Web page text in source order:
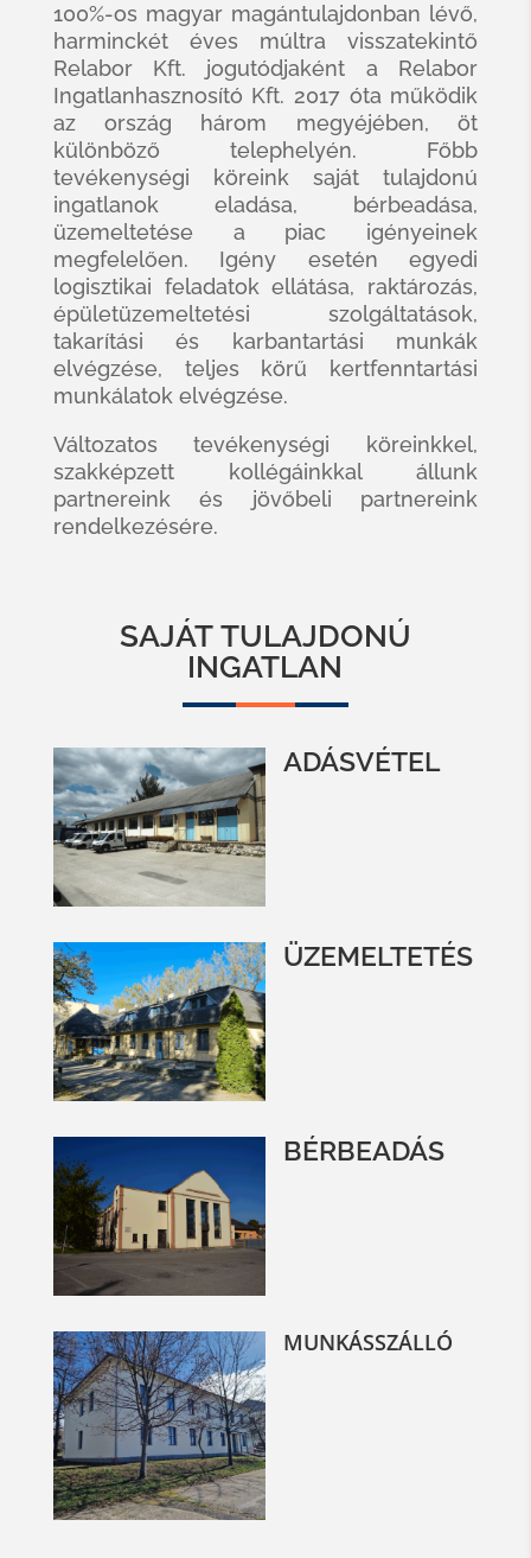
100%-os magyar magántulajdonban lévő,
harminckét éves múltra visszatekintő
Relabor Kft. jogutódjaként a Relabor
Ingatlanhasznosító Kft. 2017 óta működik
az ország három megyéjében, öt
különböző telephelyén. Főbb
tevékenységi köreink saját tulajdonú
ingatlanok eladása, bérbeadása,
üzemeltetése a piac igényeinek
megfelelően. Igény esetén egyedi
logisztikai feladatok ellátása, raktározás,
épületüzemeltetési szolgáltatások,
takarítási és karbantartási munkák
elvégzése, teljes körű kertfenntartási
munkálatok elvégzése.
Változatos tevékenységi köreinkkel,
szakképzett kollégáinkkal állunk
partnereink és jövőbeli partnereink
rendelkezésére.
SAJÁT TULAJDONÚ
INGATLAN
ADÁSVÉTEL
ÜZEMELTETÉS
BÉRBEADÁS
MUNKÁSSZÁLLÓ